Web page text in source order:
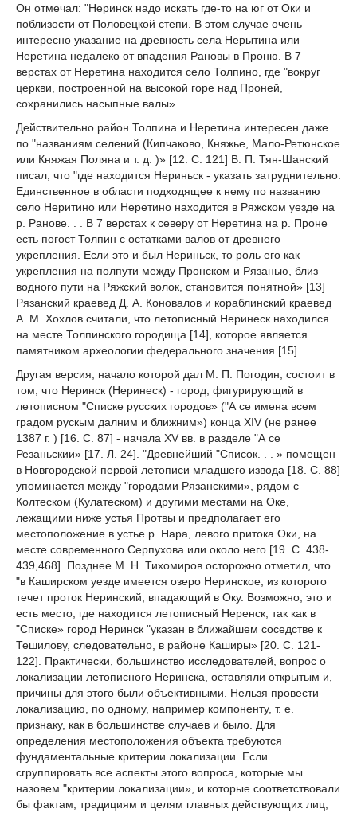
Он отмечал: "Неринск надо искать где-то на юг от Оки и
поблизости от Половецкой степи. В этом случае очень
интересно указание на древность села Нерытина или
Неретина недалеко от впадения Рановы в Проню. В 7
верстах от Неретина находится село Толпино, где "вокруг
церкви, построенной на высокой горе над Проней,
сохранились насыпные валы».
Действительно район Толпина и Неретина интересен даже
по "названиям селений (Кипчаково, Княжье, Мало-Ретюнское
или Княжая Поляна и т. д. )» [12. С. 121] В. П. Тян-Шанский
писал, что "где находится Нериньск - указать затруднительно.
Единственное в области подходящее к нему по названию
село Неритино или Неретино находится в Ряжском уезде на
р. Ранове. . . В 7 верстах к северу от Неретина на р. Проне
есть погост Толпин с остатками валов от древнего
укрепления. Если это и был Нериньск, то роль его как
укрепления на полпути между Пронском и Рязанью, близ
водного пути на Ряжский волок, становится понятной» [13]
Рязанский краевед Д. А. Коновалов и кораблинский краевед
A. M. Хохлов считали, что летописный Неринеск находился
на месте Толпинского городища [14], которое является
памятником археологии федерального значения [15].
Другая версия, начало которой дал М. П. Погодин, состоит в
том, что Неринск (Неринеск) - город, фигурирующий в
летописном "Списке русских городов» ("А се имена всем
градом рускым далним и ближним») конца XIV (не ранее
1387 г. ) [16. С. 87] - начала XV вв. в разделе "А се
Резаньскии» [17. Л. 24]. "Древнейший "Список. . . » помещен
в Новгородской первой летописи младшего извода [18. С. 88]
упоминается между "городами Рязанскими», рядом с
Колтеском (Кулатеском) и другими местами на Оке,
лежащими ниже устья Протвы и предполагает его
местоположение в устье р. Нара, левого притока Оки, на
месте современного Серпухова или около него [19. С. 438-
439,468]. Позднее М. Н. Тихомиров осторожно отметил, что
"в Каширском уезде имеется озеро Неринское, из которого
течет проток Неринский, впадающий в Оку. Возможно, это и
есть место, где находится летописный Неренск, так как в
"Списке» город Неринск "указан в ближайшем соседстве к
Тешилову, следовательно, в районе Каширы» [20. С. 121-
122]. Практически, большинство исследователей, вопрос о
локализации летописного Неринска, оставляли открытым и,
причины для этого были объективными. Нельзя провести
локализацию, по одному, например компоненту, т. е.
признаку, как в большинстве случаев и было. Для
определения местоположения объекта требуются
фундаментальные критерии локализации. Если
сгруппировать все аспекты этого вопроса, которые мы
назовем "критерии локализации», и которые соответствовали
бы фактам, традициям и целям главных действующих лиц,